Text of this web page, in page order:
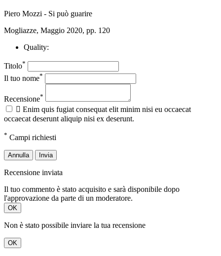
Piero Mozzi - Si può guarire
Mogliazze, Maggio 2020, pp. 120
Quality:
Titolo*
Il tuo nome*
Recensione*
 Enim quis fugiat consequat elit minim nisi eu occaecat
occaecat deserunt aliquip nisi ex deserunt.
* Campi richiesti
Annulla Invia
Recensione inviata
Il tuo commento è stato acquisito e sarà disponibile dopo
l'approvazione da parte di un moderatore.
OK
Non è stato possibile inviare la tua recensione
OK